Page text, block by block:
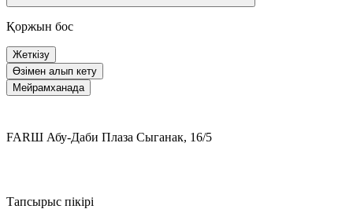
Қоржын бос
Жеткізу
Өзімен алып кету
Мейрамханада
FARШ Абу-Даби Плаза Сыганак, 16/5
Тапсырыс пікірі